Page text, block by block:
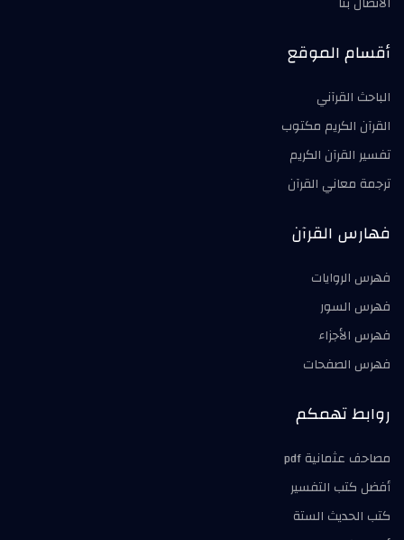
أقسام الموقع
الباحث القرآني
القرآن الكريم مكتوب
تفسير القرآن الكريم
ترجمة معاني القرآن
فهارس القرآن
فهرس الروايات
فهرس السور
فهرس الأجزاء
فهرس الصفحات
روابط تهمكم
مصاحف عثمانية pdf
أفضل كتب التفسير
كتب الحديث الستة